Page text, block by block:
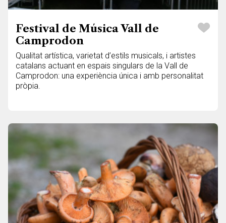
Festival de Música Vall de
Camprodon
Qualitat artística, varietat d’estils musicals, i artistes
catalans actuant en espais singulars de la Vall de
Camprodon: una experiència única i amb personalitat
pròpia.